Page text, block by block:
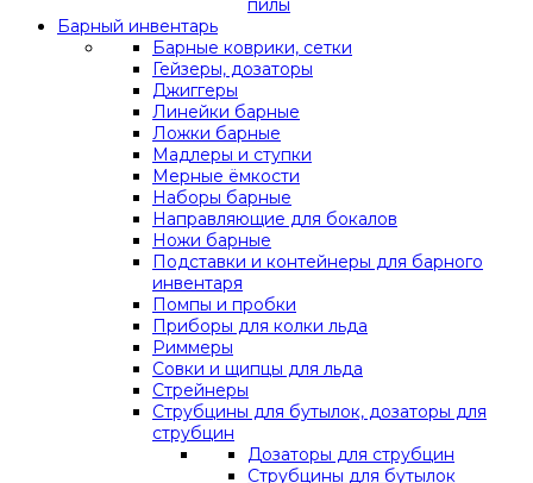
пилы
Барный инвентарь
Барные коврики, сетки
Гейзеры, дозаторы
Джиггеры
Линейки барные
Ложки барные
Мадлеры и ступки
Мерные ёмкости
Наборы барные
Направляющие для бокалов
Ножи барные
Подставки и контейнеры для барного
инвентаря
Помпы и пробки
Приборы для колки льда
Риммеры
Совки и щипцы для льда
Стрейнеры
Струбцины для бутылок, дозаторы для
струбцин
Дозаторы для струбцин
Струбцины для бутылок